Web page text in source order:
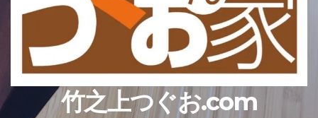
竹之上つぐお.com